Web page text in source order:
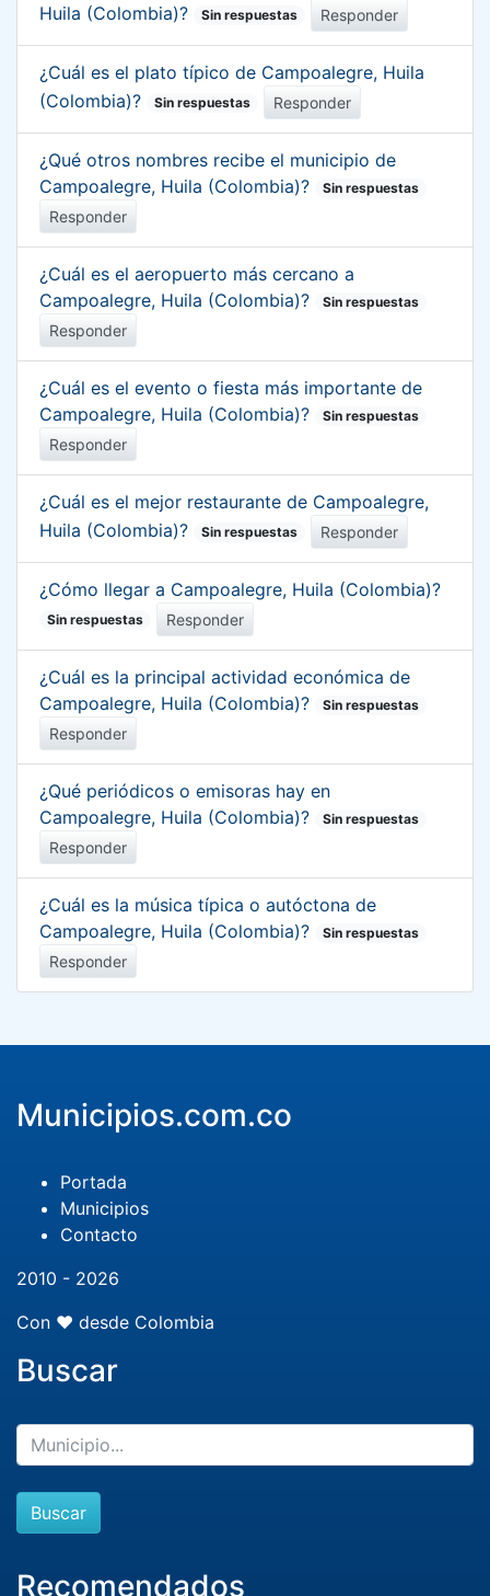
Huila (Colombia)?
Sin respuestas Responder
¿Cuál es el plato típico de Campoalegre, Huila
(Colombia)?
Sin respuestas Responder
¿Qué otros nombres recibe el municipio de
Campoalegre, Huila (Colombia)?
Sin respuestas
Responder
¿Cuál es el aeropuerto más cercano a
Campoalegre, Huila (Colombia)?
Sin respuestas
Responder
¿Cuál es el evento o fiesta más importante de
Campoalegre, Huila (Colombia)?
Sin respuestas
Responder
¿Cuál es el mejor restaurante de Campoalegre,
Huila (Colombia)?
Sin respuestas Responder
¿Cómo llegar a Campoalegre, Huila (Colombia)?
Sin respuestas Responder
¿Cuál es la principal actividad económica de
Campoalegre, Huila (Colombia)?
Sin respuestas
Responder
¿Qué periódicos o emisoras hay en
Campoalegre, Huila (Colombia)?
Sin respuestas
Responder
¿Cuál es la música típica o autóctona de
Campoalegre, Huila (Colombia)?
Sin respuestas
Responder
Municipios.com.co
Portada
Municipios
Contacto
2010 - 2026
Con ❤️ desde Colombia
Buscar
Buscar
Recomendados